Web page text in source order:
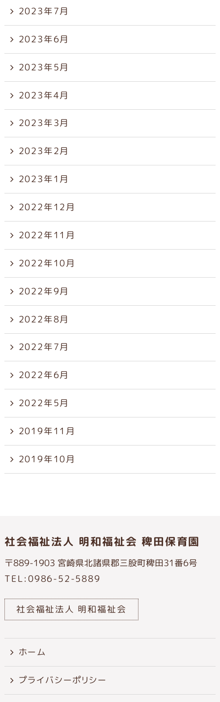
2023年7月
2023年6月
2023年5月
2023年4月
2023年3月
2023年2月
2023年1月
2022年12月
2022年11月
2022年10月
2022年9月
2022年8月
2022年7月
2022年6月
2022年5月
2019年11月
2019年10月
社会福祉法人 明和福祉会 稗田保育園
〒889-1903 宮崎県北諸県郡三股町稗田31番6号
TEL:0986-52-5889
社会福祉法人 明和福祉会
ホーム
プライバシーポリシー